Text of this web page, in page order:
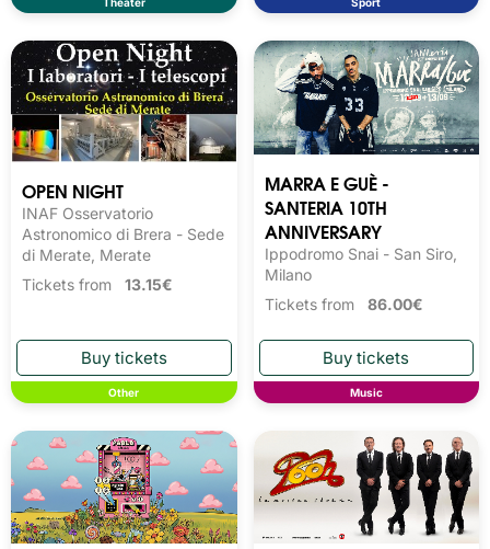
OPEN NIGHT
INAF Osservatorio
Astronomico di Brera - Sede
di Merate, Merate
Tickets from 13.15€
Other
MARRA E GUÈ -
SANTERIA 10TH
ANNIVERSARY
Ippodromo Snai - San Siro,
Milano
Tickets from 86.00€
Music